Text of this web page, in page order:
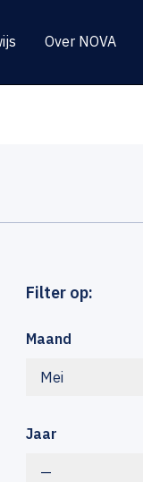
Over NOVA
Filter op:
Maand
Mei
Jaar
—